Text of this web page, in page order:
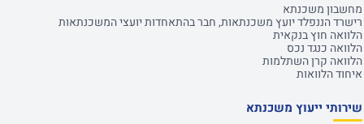
מחשבון משכנתא
רישרד הננפלד יועץ משכנתאות, חבר בהתאחדות יועצי המשכנתאות
הלוואה חוץ בנקאית
הלוואה כנגד נכס
הלוואה קרן השתלמות
איחוד הלוואות
שירותי ייעוץ משכנתא